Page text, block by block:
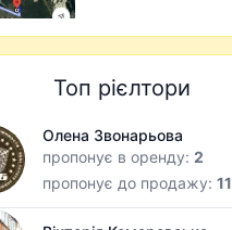
Топ рієлтори
Олена Звонарьова
пропонує в оренду:2
пропонує до продажу:11